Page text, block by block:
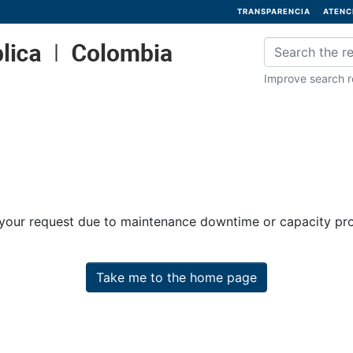
TRANSPARENCIA
Improve search
request due to maintenance downtime or capacity
Take me to the home page